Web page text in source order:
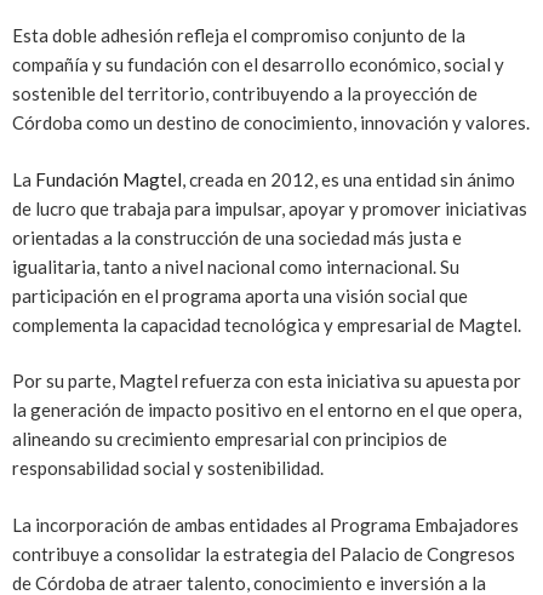
Esta doble adhesión refleja el compromiso conjunto de la
compañía y su fundación con el desarrollo económico, social y
sostenible del territorio, contribuyendo a la proyección de
Córdoba como un destino de conocimiento, innovación y valores.
La Fundación Magtel, creada en 2012, es una entidad sin ánimo
de lucro que trabaja para impulsar, apoyar y promover iniciativas
orientadas a la construcción de una sociedad más justa e
igualitaria, tanto a nivel nacional como internacional. Su
participación en el programa aporta una visión social que
complementa la capacidad tecnológica y empresarial de Magtel.
Por su parte, Magtel refuerza con esta iniciativa su apuesta por
la generación de impacto positivo en el entorno en el que opera,
alineando su crecimiento empresarial con principios de
responsabilidad social y sostenibilidad.
La incorporación de ambas entidades al Programa Embajadores
contribuye a consolidar la estrategia del Palacio de Congresos
de Córdoba de atraer talento, conocimiento e inversión a la